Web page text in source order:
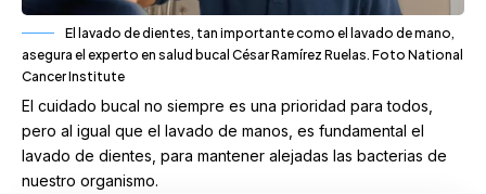
El lavado de dientes, tan importante como el lavado de mano,
asegura el experto en salud bucal César Ramírez Ruelas. Foto National
Cancer Institute
El cuidado bucal no siempre es una prioridad para todos,
pero al igual que el lavado de manos, es fundamental el
lavado de dientes, para mantener alejadas las bacterias de
nuestro organismo.